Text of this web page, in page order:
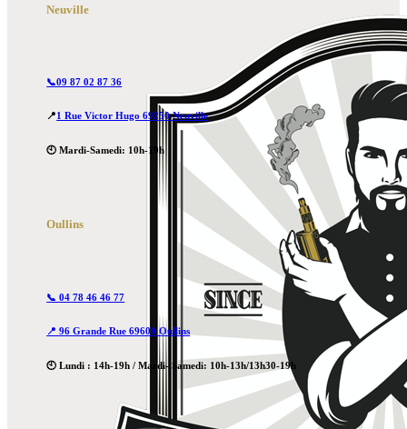
Neuville
📞09 87 02 87 36
📍1 Rue Victor Hugo 69250 Neuville
🕙 Mardi-Samedi: 10h-19h
Oullins
📞 04 78 46 46 77
📍 96 Grande Rue 69600 Oullins
🕙 Lundi : 14h-19h / Mardi- Samedi: 10h-13h/13h30-19h